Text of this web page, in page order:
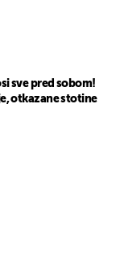
sve pred sobom!
otkazane stotine